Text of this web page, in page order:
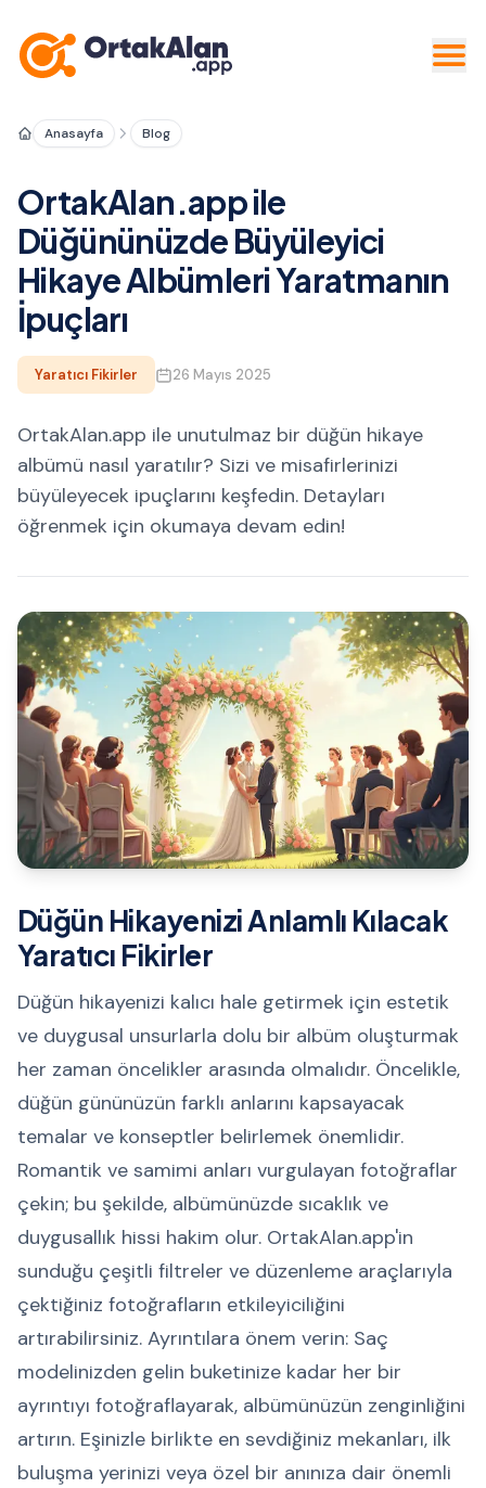
Anasayfa Blog
OrtakAlan.app ile
Düğününüzde Büyüleyici
Hikaye Albümleri Yaratmanın
İpuçları
Yaratıcı Fikirler 26 Mayıs 2025
OrtakAlan.app ile unutulmaz bir düğün hikaye
albümü nasıl yaratılır? Sizi ve misafirlerinizi
büyüleyecek ipuçlarını keşfedin. Detayları
öğrenmek için okumaya devam edin!
Düğün Hikayenizi Anlamlı Kılacak
Yaratıcı Fikirler
Düğün hikayenizi kalıcı hale getirmek için estetik
ve duygusal unsurlarla dolu bir albüm oluşturmak
her zaman öncelikler arasında olmalıdır. Öncelikle,
düğün gününüzün farklı anlarını kapsayacak
temalar ve konseptler belirlemek önemlidir.
Romantik ve samimi anları vurgulayan fotoğraflar
çekin; bu şekilde, albümünüzde sıcaklık ve
duygusallık hissi hakim olur. OrtakAlan.app'in
sunduğu çeşitli filtreler ve düzenleme araçlarıyla
çektiğiniz fotoğrafların etkileyiciliğini
artırabilirsiniz. Ayrıntılara önem verin: Saç
modelinizden gelin buketinize kadar her bir
ayrıntıyı fotoğraflayarak, albümünüzün zenginliğini
artırın. Eşinizle birlikte en sevdiğiniz mekanları, ilk
buluşma yerinizi veya özel bir anınıza dair önemli